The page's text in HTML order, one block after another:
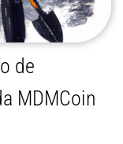
de
MDMCoin